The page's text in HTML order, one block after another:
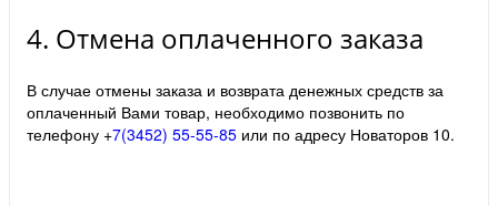
4. Отмена оплаченного заказа
В случае отмены заказа и возврата денежных средств за
оплаченный Вами товар, необходимо позвонить по
телефону +7(3452) 55-55-85 или по адресу Новаторов 10.